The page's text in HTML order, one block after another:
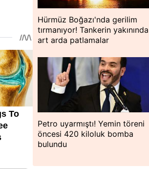
Hürmüz Boğazı'nda gerilim
tırmanıyor! Tankerin yakınında
art arda patlamalar
Petro uyarmıştı! Yemin töreni
öncesi 420 kiloluk bomba
bulundu